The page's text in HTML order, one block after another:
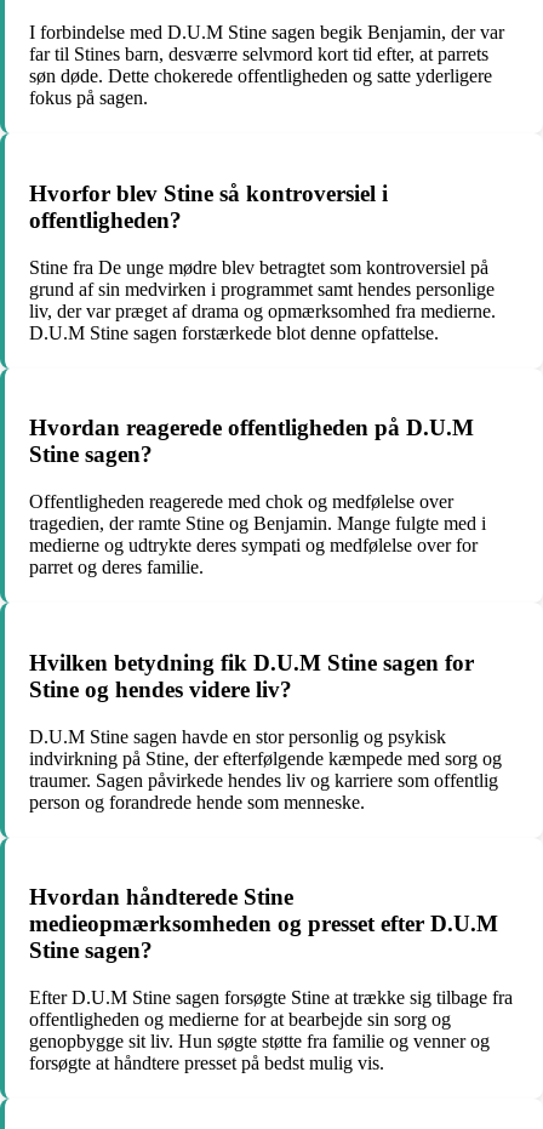
I forbindelse med D.U.M Stine sagen begik Benjamin, der var
far til Stines barn, desværre selvmord kort tid efter, at parrets
søn døde. Dette chokerede offentligheden og satte yderligere
fokus på sagen.
Hvorfor blev Stine så kontroversiel i
offentligheden?
Stine fra De unge mødre blev betragtet som kontroversiel på
grund af sin medvirken i programmet samt hendes personlige
liv, der var præget af drama og opmærksomhed fra medierne.
D.U.M Stine sagen forstærkede blot denne opfattelse.
Hvordan reagerede offentligheden på D.U.M
Stine sagen?
Offentligheden reagerede med chok og medfølelse over
tragedien, der ramte Stine og Benjamin. Mange fulgte med i
medierne og udtrykte deres sympati og medfølelse over for
parret og deres familie.
Hvilken betydning fik D.U.M Stine sagen for
Stine og hendes videre liv?
D.U.M Stine sagen havde en stor personlig og psykisk
indvirkning på Stine, der efterfølgende kæmpede med sorg og
traumer. Sagen påvirkede hendes liv og karriere som offentlig
person og forandrede hende som menneske.
Hvordan håndterede Stine
medieopmærksomheden og presset efter D.U.M
Stine sagen?
Efter D.U.M Stine sagen forsøgte Stine at trække sig tilbage fra
offentligheden og medierne for at bearbejde sin sorg og
genopbygge sit liv. Hun søgte støtte fra familie og venner og
forsøgte at håndtere presset på bedst mulig vis.